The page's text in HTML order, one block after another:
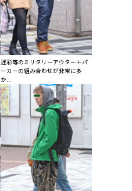
迷彩等のミリタリーアウター＋パ
ーカーの組み合わせが非常に多
か...